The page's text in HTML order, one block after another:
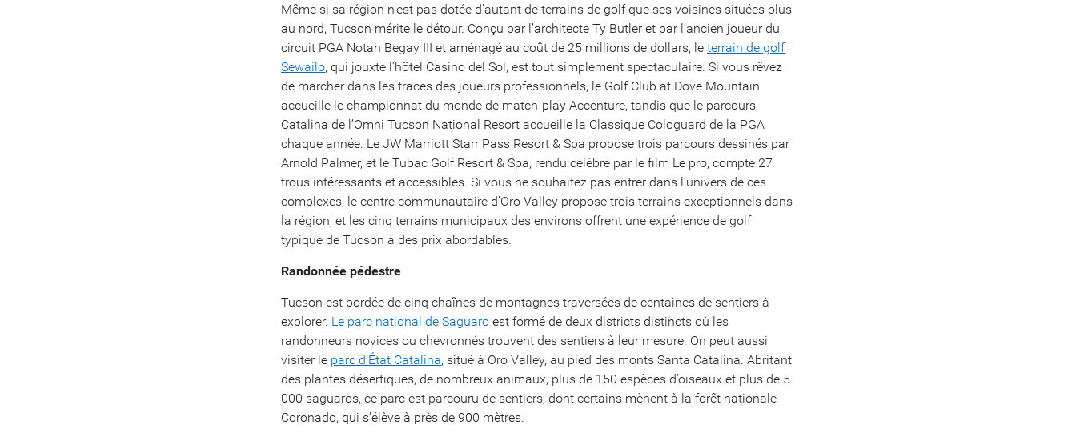
Même si sa région n’est pas dotée d’autant de terrains de golf que ses voisines situées plus
au nord, Tucson mérite le détour. Conçu par l’architecte Ty Butler et par l’ancien joueur du
circuit PGA Notah Begay III et aménagé au coût de 25 millions de dollars, le terrain de golf
Sewailo, qui jouxte l’hôtel Casino del Sol, est tout simplement spectaculaire. Si vous rêvez
de marcher dans les traces des joueurs professionnels, le Golf Club at Dove Mountain
accueille le championnat du monde de match-play Accenture, tandis que le parcours
Catalina de l’Omni Tucson National Resort accueille la Classique Cologuard de la PGA
chaque année. Le JW Marriott Starr Pass Resort & Spa propose trois parcours dessinés par
Arnold Palmer, et le Tubac Golf Resort & Spa, rendu célèbre par le film Le pro, compte 27
trous intéressants et accessibles. Si vous ne souhaitez pas entrer dans l’univers de ces
complexes, le centre communautaire d’Oro Valley propose trois terrains exceptionnels dans
la région, et les cinq terrains municipaux des environs offrent une expérience de golf
typique de Tucson à des prix abordables.
Randonnée pédestre
Tucson est bordée de cinq chaînes de montagnes traversées de centaines de sentiers à
explorer. Le parc national de Saguaro est formé de deux districts distincts où les
randonneurs novices ou chevronnés trouvent des sentiers à leur mesure. On peut aussi
visiter le parc d’État Catalina, situé à Oro Valley, au pied des monts Santa Catalina. Abritant
des plantes désertiques, de nombreux animaux, plus de 150 espèces d’oiseaux et plus de 5
000 saguaros, ce parc est parcouru de sentiers, dont certains mènent à la forêt nationale
Coronado, qui s’élève à près de 900 mètres.